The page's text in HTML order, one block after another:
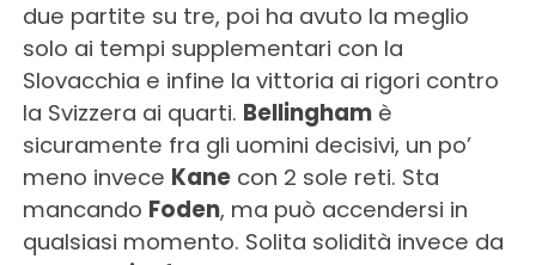
due partite su tre, poi ha avuto la meglio
solo ai tempi supplementari con la
Slovacchia e infine la vittoria ai rigori contro
la Svizzera ai quarti. Bellinghamè
sicuramente fra gli uomini decisivi, un po’
meno invece Kanecon 2 sole reti. Sta
mancando Foden, ma può accendersi in
qualsiasi momento. Solita solidità invece da